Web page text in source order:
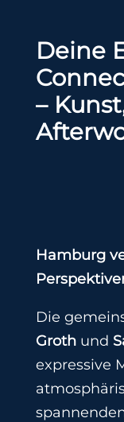
Deine
–
Hamburg
Die
Grothund
expressive